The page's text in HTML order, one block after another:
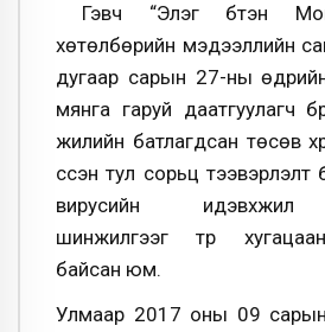
Гэвч “Элэг бүтэн
хөтөлбөрийн мэдээллийн
дугаар сарын 27-ны
мянга гаруй даатгуулагч
жилийн батлагдсан төсөв
үүссэн тул сорьц
вирусийн идэвхжил
шинжилгээг түр
байсан юм.
Улмаар 2017 оны 09